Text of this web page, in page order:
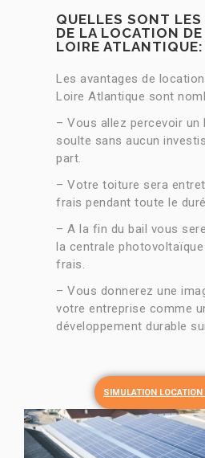
QUELLES SONT LES
DE LA LOCATION
LOIRE ATLANTIQUE:
Les avantages de
Loire Atlantique sont
– Vous allez percevoir un
soulte sans aucun
part.
– Votre toiture sera
frais pendant toute le
– A la fin du bail vous
la centrale
frais.
– Vous donnerez une
votre entreprise comme
développement durable
SIMULATION LOCATION